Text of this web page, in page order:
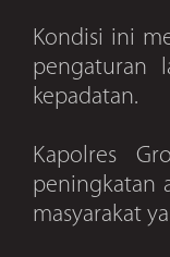
Kondisi ini
pengaturan
kepadatan.
Kapolres
peningkatan
masyarakat